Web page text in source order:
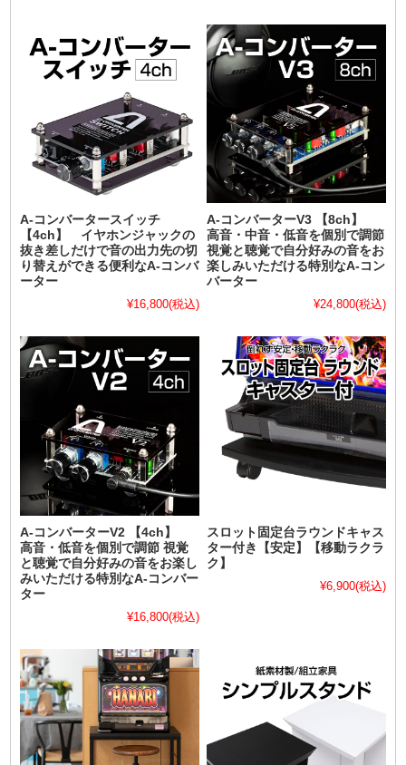
A-コンバータースイッチ
【4ch】 イヤホンジャックの
抜き差しだけで音の出力先の切
り替えができる便利なA-コンバ
ーター
¥16,800(税込)
A-コンバーターV3 【8ch】
高音・中音・低音を個別で調節
視覚と聴覚で自分好みの音をお
楽しみいただける特別なA-コン
バーター
¥24,800(税込)
A-コンバーターV2 【4ch】
高音・低音を個別で調節 視覚
と聴覚で自分好みの音をお楽し
みいただける特別なA-コンバー
ター
¥16,800(税込)
スロット固定台ラウンドキャス
ター付き【安定】【移動ラクラ
ク】
¥6,900(税込)